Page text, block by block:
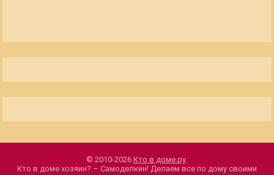
© 2010-2026 Кто в доме.ру.
Кто в доме хозяин? – Самоделкин! Делаем все по дому своими